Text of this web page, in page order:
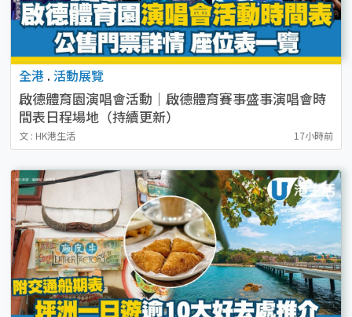
全港 . 活動展覽
啟德體育園演唱會活動｜啟德體育賽事盛事演唱會時
間表日程場地（持續更新）
文 : HK港生活 17小時前